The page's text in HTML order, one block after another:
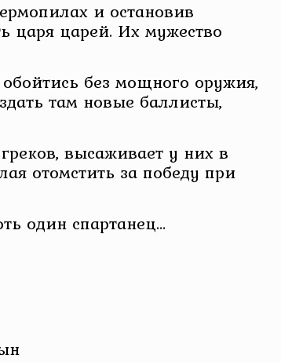
и остановив
царя царей. Их мужество
без мощного оружия,
там новые баллисты,
высаживает у них в
отомстить за победу при
один спартанец…